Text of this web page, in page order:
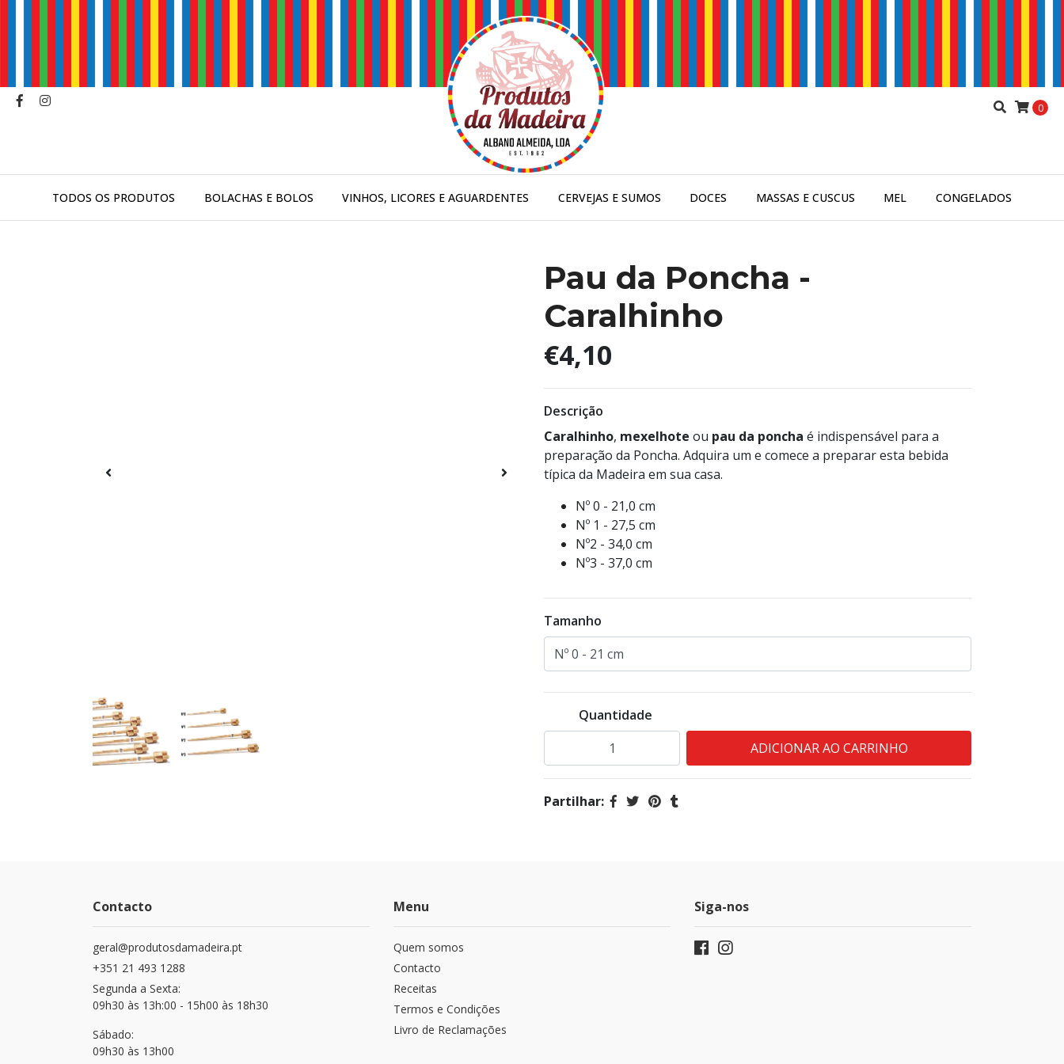
0
TODOS OS PRODUTOS BOLACHAS E BOLOS VINHOS, LICORES E AGUARDENTES CERVEJAS E SUMOS DOCES MASSAS E CUSCUS MEL CONGELADOS
Pau da Poncha -
Caralhinho
€4,10
Descrição
Caralhinho, mexelhote ou pau da poncha é indispensável para a
preparação da Poncha. Adquira um e comece a preparar esta bebida
típica da Madeira em sua casa.
Nº 0 - 21,0 cm
Nº 1 - 27,5 cm
Nº2 - 34,0 cm
Nº3 - 37,0 cm
Tamanho
Quantidade
Partilhar:
Contacto
geral@produtosdamadeira.pt
+351 21 493 1288
Segunda a Sexta:
09h30 às 13h:00 - 15h00 às 18h30
Sábado:
09h30 às 13h00
Menu
Quem somos
Contacto
Receitas
Termos e Condições
Livro de Reclamações
Siga-nos